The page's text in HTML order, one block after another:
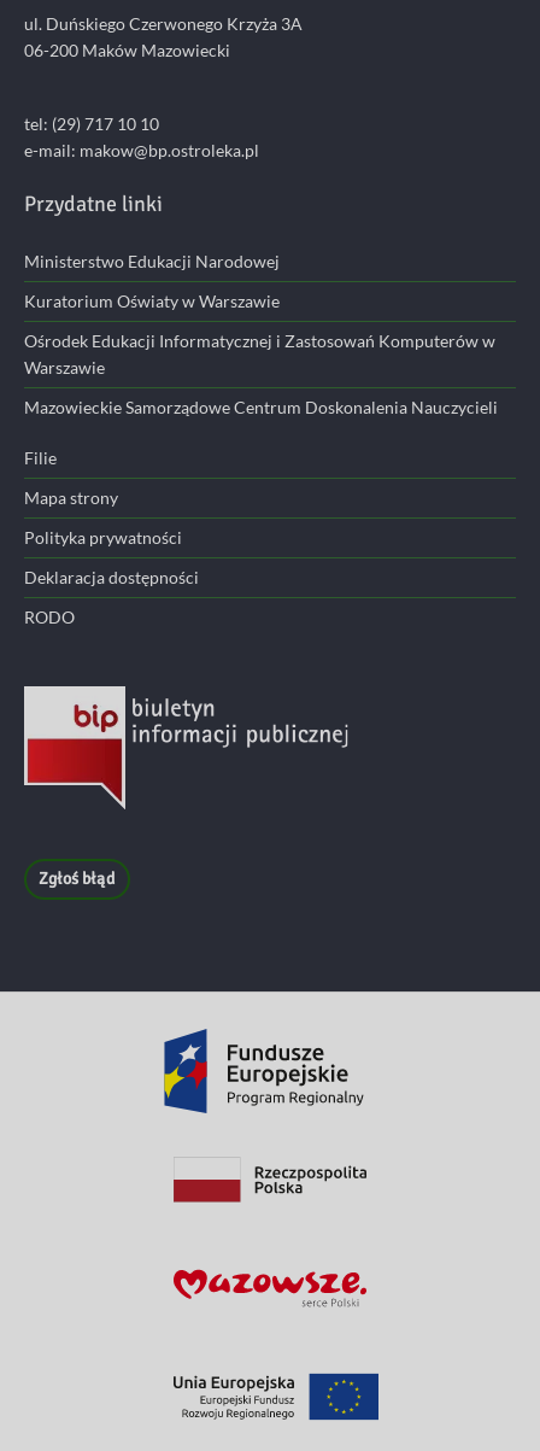
ul. Duńskiego Czerwonego Krzyża 3A
06-200 Maków Mazowiecki
tel: (29) 717 10 10
e-mail: makow@bp.ostroleka.pl
Przydatne linki
Ministerstwo Edukacji Narodowej
Kuratorium Oświaty w Warszawie
Ośrodek Edukacji Informatycznej i Zastosowań Komputerów w
Warszawie
Mazowieckie Samorządowe Centrum Doskonalenia Nauczycieli
Filie
Mapa strony
Polityka prywatności
Deklaracja dostępności
RODO
Zgłoś błąd